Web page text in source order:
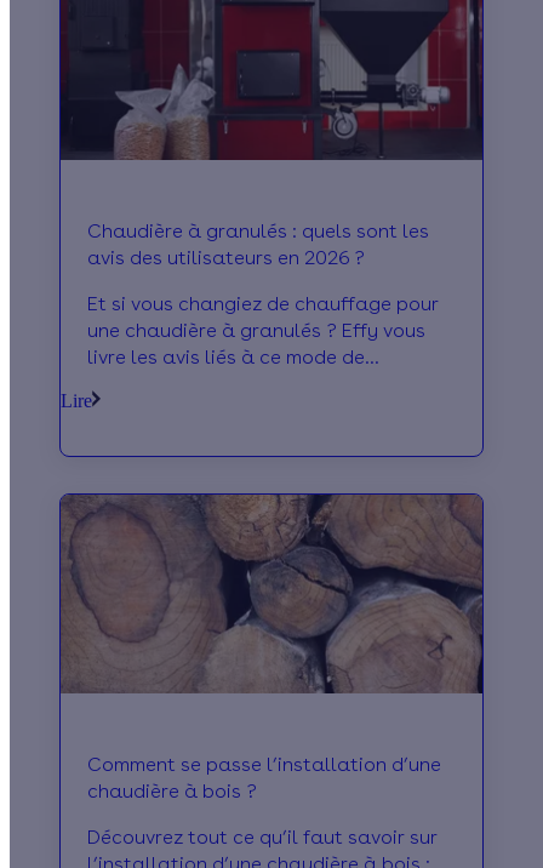
Chaudière à granulés : quels sont les
avis des utilisateurs en 2026 ?
Et si vous changiez de chauffage pour
une chaudière à granulés ? Effy vous
livre les avis liés à ce mode de
Lire
Comment se passe l’installation d’une
chaudière à bois ?
Découvrez tout ce qu’il faut savoir sur